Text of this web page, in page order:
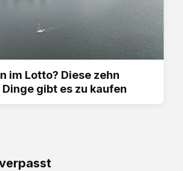
im Lotto? Diese zehn
gibt es zu kaufen